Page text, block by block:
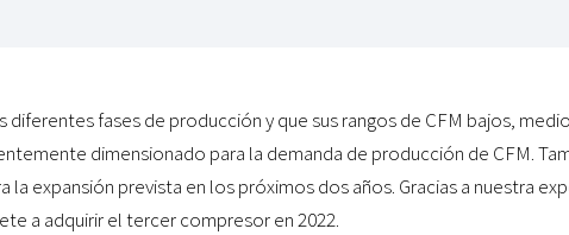
fases de producción y que sus rangos de CFM bajos,
dimensionado para la demanda de producción de CFM.
expansión prevista en los próximos dos años. Gracias a nuestra
a adquirir el tercer compresor en 2022.